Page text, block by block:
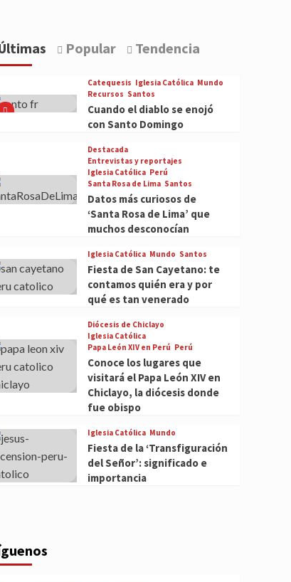
Popular Tendencia
Catequesis Iglesia Católica Mundo
Recursos Santos
Cuando el diablo se enojó
con Santo Domingo
Destacada
Entrevistas y reportajes
Iglesia Católica Perú
Santa Rosa de Lima Santos
Datos más curiosos de
‘Santa Rosa de Lima’ que
muchos desconocían
Iglesia Católica Mundo Santos
Fiesta de San Cayetano: te
contamos quién era y por
qué es tan venerado
Diócesis de Chiclayo
Iglesia Católica
Papa León XIV en Perú Perú
Conoce los lugares que
visitará el Papa León XIV en
Chiclayo, la diócesis donde
fue obispo
Iglesia Católica Mundo
Fiesta de la ‘Transfiguración
del Señor’: significado e
importancia